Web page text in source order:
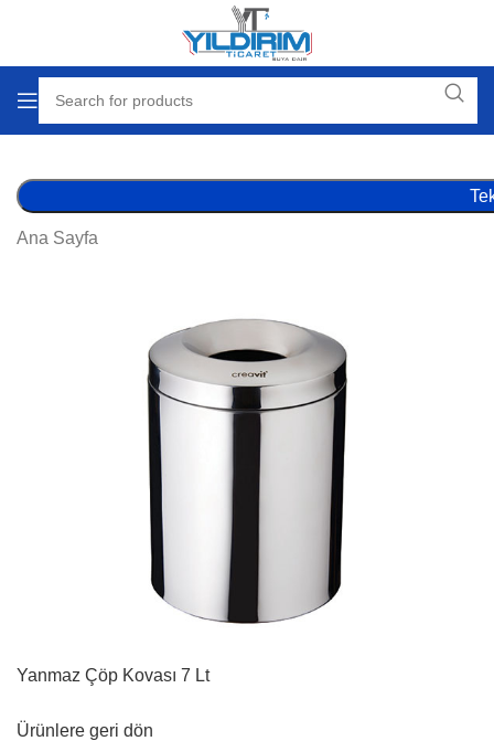
Ana Sayfa
Yanmaz Çöp Kovası 7 Lt
Ürünlere geri dön